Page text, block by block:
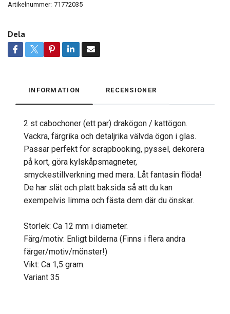
Artikelnummer: 71772035
Dela
INFORMATION RECENSIONER
2 st cabochoner (ett par) drakögon / kattögon.
Vackra, färgrika och detaljrika välvda ögon i glas.
Passar perfekt för scrapbooking, pyssel, dekorera
på kort, göra kylskåpsmagneter,
smyckestillverkning med mera. Låt fantasin flöda!
De har slät och platt baksida så att du kan
exempelvis limma och fästa dem där du önskar.
Storlek: Ca 12 mm i diameter.
Färg/motiv: Enligt bilderna (Finns i flera andra
färger/motiv/mönster!)
Vikt: Ca 1,5 gram.
Variant 35